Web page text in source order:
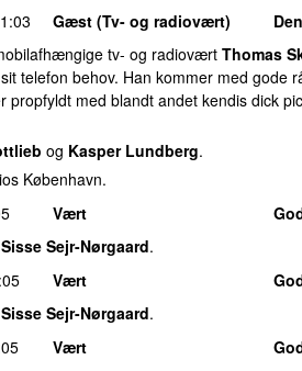
Gæst (Tv- og radiovært)
tv- og radiovært Thomas
telefon behov. Han kommer med gode
propfyldt med blandt andet kendis dick
og Kasper Lundberg.
København.
Vært
Sisse Sejr-Nørgaard.
Vært
Sisse Sejr-Nørgaard.
Vært